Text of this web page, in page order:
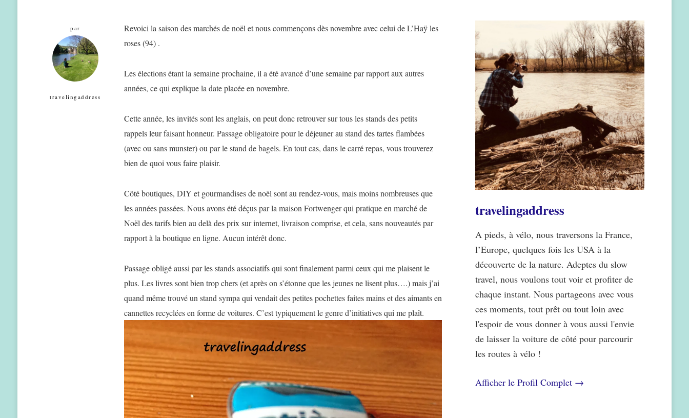
par
travelingaddress
Revoici la saison des marchés de noël et nous commençons dès novembre avec celui de L’Haÿ les
roses (94) .
Les élections étant la semaine prochaine, il a été avancé d’une semaine par rapport aux autres
années, ce qui explique la date placée en novembre.
Cette année, les invités sont les anglais, on peut donc retrouver sur tous les stands des petits
rappels leur faisant honneur. Passage obligatoire pour le déjeuner au stand des tartes flambées
(avec ou sans munster) ou par le stand de bagels. En tout cas, dans le carré repas, vous trouverez
bien de quoi vous faire plaisir.
Côté boutiques, DIY et gourmandises de noël sont au rendez-vous, mais moins nombreuses que
les années passées. Nous avons été déçus par la maison Fortwenger qui pratique en marché de
Noël des tarifs bien au delà des prix sur internet, livraison comprise, et cela, sans nouveautés par
rapport à la boutique en ligne. Aucun intérêt donc.
Passage obligé aussi par les stands associatifs qui sont finalement parmi ceux qui me plaisent le
plus. Les livres sont bien trop chers (et après on s’étonne que les jeunes ne lisent plus….) mais j’ai
quand même trouvé un stand sympa qui vendait des petites pochettes faites mains et des aimants en
cannettes recyclées en forme de voitures. C’est typiquement le genre d’initiatives qui me plaît.
travelingaddress
A pieds, à vélo, nous traversons la France,
l’Europe, quelques fois les USA à la
découverte de la nature. Adeptes du slow
travel, nous voulons tout voir et profiter de
chaque instant. Nous partageons avec vous
ces moments, tout prêt ou tout loin avec
l'espoir de vous donner à vous aussi l'envie
de laisser la voiture de côté pour parcourir
les routes à vélo !
Afficher le Profil Complet →